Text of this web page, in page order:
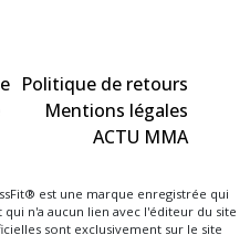
Politique de retours
Mentions légales
ACTU MMA
est une marque enregistrée qui
n'a aucun lien avec l'éditeur du site
sont exclusivement sur le site